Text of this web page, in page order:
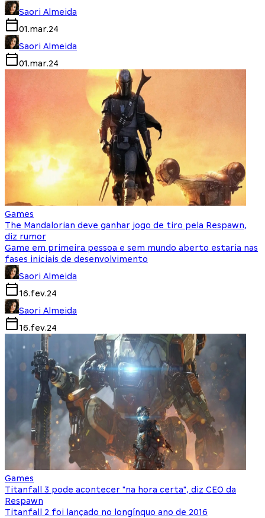
Saori Almeida
01.mar.24
Saori Almeida
01.mar.24
Games
The Mandalorian deve ganhar jogo de tiro pela Respawn,
diz rumor
Game em primeira pessoa e sem mundo aberto estaria nas
fases iniciais de desenvolvimento
Saori Almeida
16.fev.24
Saori Almeida
16.fev.24
Games
Titanfall 3 pode acontecer "na hora certa", diz CEO da
Respawn
Titanfall 2 foi lançado no longínquo ano de 2016